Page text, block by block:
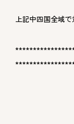
上記中四国全域